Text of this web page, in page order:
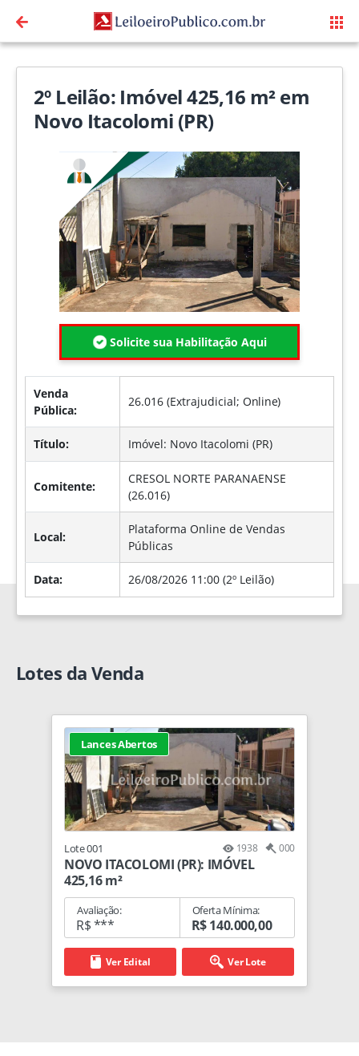
2º Leilão: Imóvel 425,16 m² em
Novo Itacolomi (PR)
Solicite sua Habilitação Aqui
Venda
Pública:
26.016 (Extrajudicial; Online)
Título: Imóvel: Novo Itacolomi (PR)
Comitente:
CRESOL NORTE PARANAENSE
(26.016)
Local:
Plataforma Online de Vendas
Públicas
Data: 26/08/2026 11:00 (2º Leilão)
Lotes da Venda
Lances Abertos
Lote 001 1938 000
NOVO ITACOLOMI (PR): IMÓVEL
425,16 m²
Avaliação:
R$ ***
Oferta Mínima:
R$ 140.000,00
Ver Edital Ver Lote